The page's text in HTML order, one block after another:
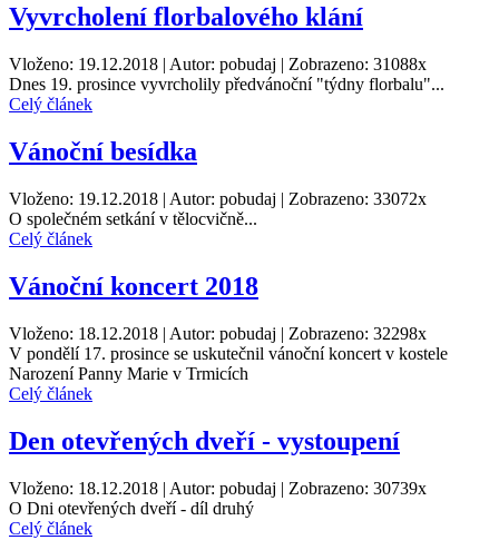
Vyvrcholení florbalového klání
Vloženo: 19.12.2018 | Autor: pobudaj | Zobrazeno: 31088x
Dnes 19. prosince vyvrcholily předvánoční "týdny florbalu"...
Celý článek
Vánoční besídka
Vloženo: 19.12.2018 | Autor: pobudaj | Zobrazeno: 33072x
O společném setkání v tělocvičně...
Celý článek
Vánoční koncert 2018
Vloženo: 18.12.2018 | Autor: pobudaj | Zobrazeno: 32298x
V pondělí 17. prosince se uskutečnil vánoční koncert v kostele
Narození Panny Marie v Trmicích
Celý článek
Den otevřených dveří - vystoupení
Vloženo: 18.12.2018 | Autor: pobudaj | Zobrazeno: 30739x
O Dni otevřených dveří - díl druhý
Celý článek